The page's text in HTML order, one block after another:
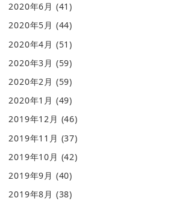
2020年6月 (41)
2020年5月 (44)
2020年4月 (51)
2020年3月 (59)
2020年2月 (59)
2020年1月 (49)
2019年12月 (46)
2019年11月 (37)
2019年10月 (42)
2019年9月 (40)
2019年8月 (38)